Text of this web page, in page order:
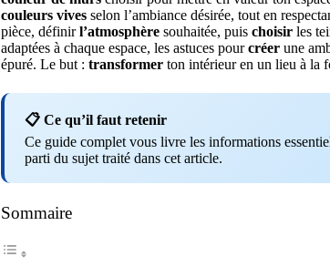
couleurs vives selon l’ambiance désirée, tout en
pièce, définirl’atmosphère souhaitée, puis choisir les
adaptées à chaque espace, les astuces pourcréer une
épuré. Le but : transformer ton intérieur en un lieu à la
📋 Ce qu’il faut retenir
Ce guide complet vous livre les informations
parti du sujet traité dans cet article.
Sommaire